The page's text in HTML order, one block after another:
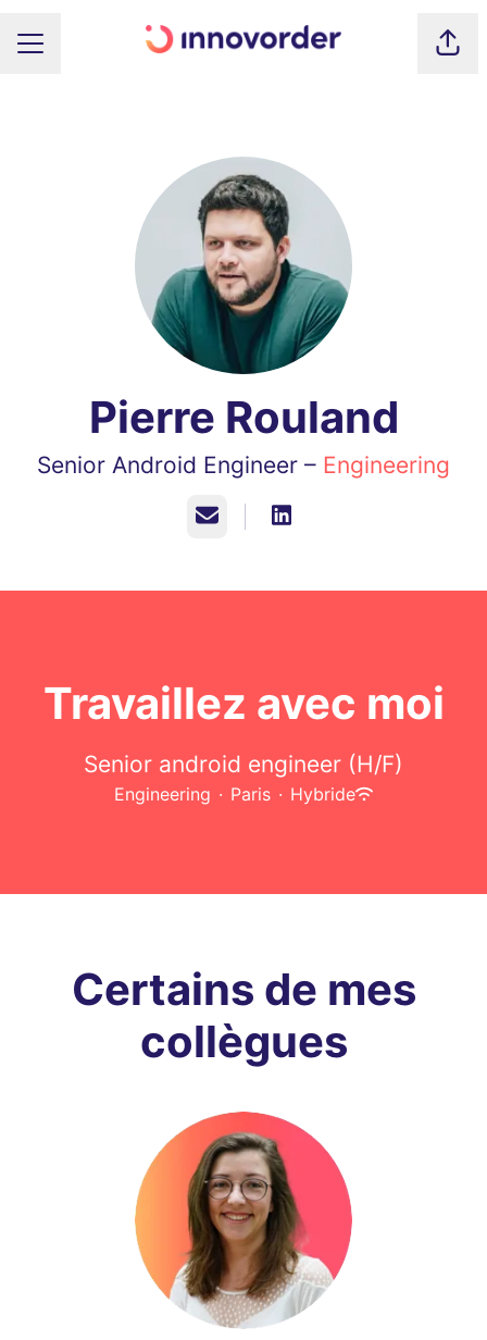
MENU CARRIÈRE
Pierre Rouland
Senior Android Engineer – Engineering
E-mail
Travaillez avec moi
Senior android engineer (H/F)
Engineering · Paris · Hybride
Certains de mes
collègues